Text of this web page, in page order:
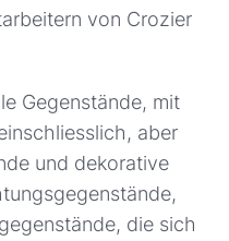
von Crozier
Gegenstände, mit
aber
und dekorative
die sich